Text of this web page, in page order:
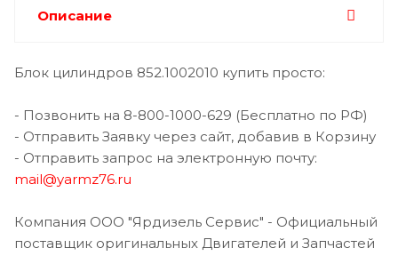
Описание
Блок цилиндров 852.1002010 купить просто:
- Позвонить на 8-800-1000-629 (Бесплатно по РФ)
- Отправить Заявку через сайт, добавив в Корзину
- Отправить запрос на электронную почту:
mail@yarmz76.ru
Компания ООО "Ярдизель Сервис" - Официальный
поставщик оригинальных Двигателей и Запчастей